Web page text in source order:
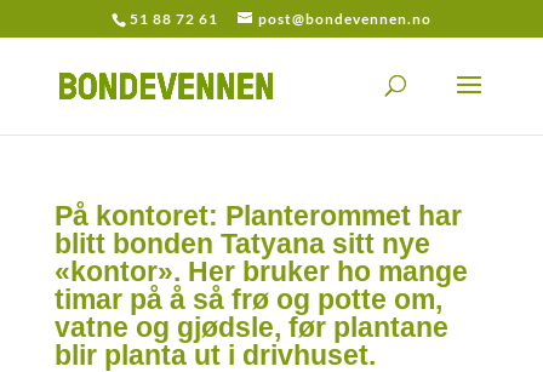
51 88 72 61 post@bondevennen.no
På kontoret: Planterommet har
blitt bonden Tatyana sitt nye
«kontor». Her bruker ho mange
timar på å så frø og potte om,
vatne og gjødsle, før plantane
blir planta ut i drivhuset.